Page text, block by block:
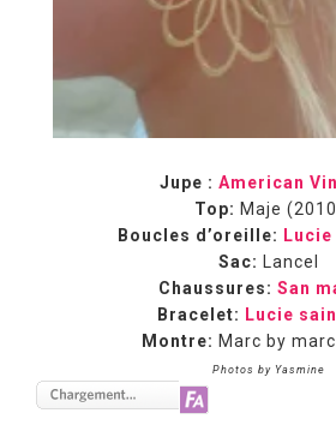
Jupe : American
Top: Maje
Boucles d’oreille: Lucie
Sac: Lancel
Chaussures: San
Bracelet: Lucie
Montre: Marc by
Photos by Yasmine